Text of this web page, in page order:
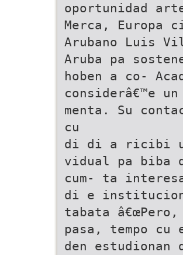
oportunidad
Merca, Europa
Arubano Luis
Aruba pa
hoben a co-
considerâ€™e
menta. Su
cu
di di a ricibi
vidual pa biba
cum- ta
di e
tabata
pasa, tempo
den